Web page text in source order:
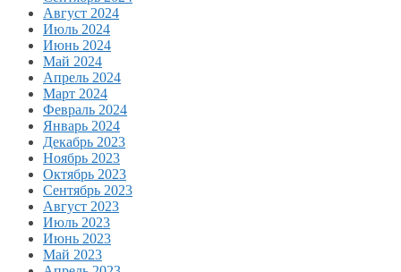
Август 2024
Июль 2024
Июнь 2024
Май 2024
Апрель 2024
Март 2024
Февраль 2024
Январь 2024
Декабрь 2023
Ноябрь 2023
Октябрь 2023
Сентябрь 2023
Август 2023
Июль 2023
Июнь 2023
Май 2023